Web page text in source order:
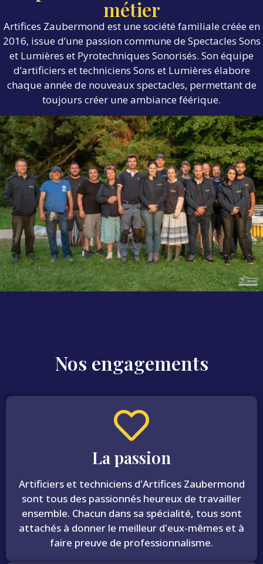
métier
Artifices Zaubermond est une société familiale créée en
2016, issue d’une passion commune de Spectacles Sons
et Lumières et Pyrotechniques Sonorisés. Son équipe
d’artificiers et techniciens Sons et Lumières élabore
chaque année de nouveaux spectacles, permettant de
toujours créer une ambiance féérique.
Nos engagements
La passion
Artificiers et techniciens d'Artifices Zaubermond
sont tous des passionnés heureux de travailler
ensemble. Chacun dans sa spécialité, tous sont
attachés à donner le meilleur d'eux-mêmes et à
faire preuve de professionnalisme.